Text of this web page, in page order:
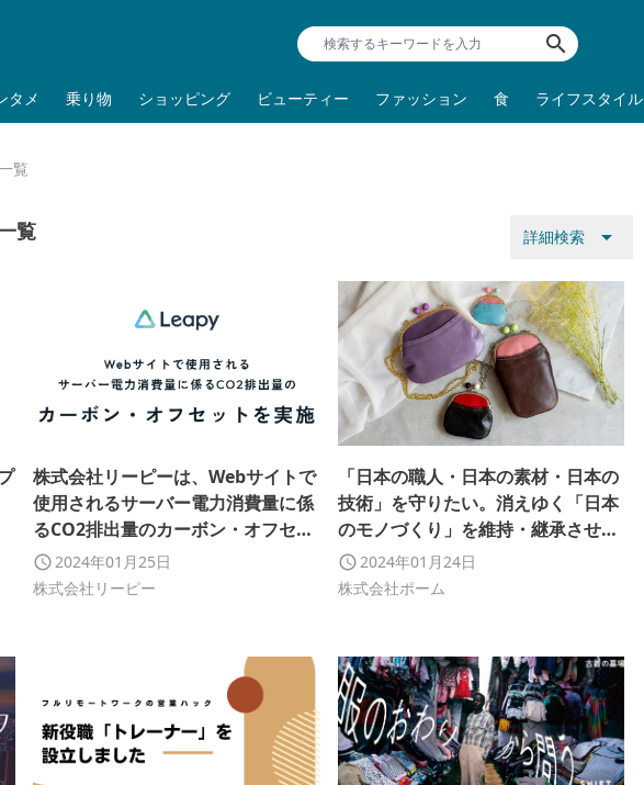
search
タメ 乗り物 ショッピング ビューティー ファッション 食 ライフスタイル
覧
覧 詳細検索 arrow_drop_down
株式会社リーピーは、Webサイトで
使用されるサーバー電力消費量に係
るCO2排出量のカーボン・オフセッ
トを行い、お客様とともに環境貢献
活動を推進いたします。
2024年01月25日
株式会社リーピー
「日本の職人・日本の素材・日本の
技術」を守りたい。消えゆく「日本
のモノづくり」を維持・継承させる
べく、新サービス「職人によるがま
口のカスタムオーダーメイド」誕
2024年01月24日
株式会社ポーム